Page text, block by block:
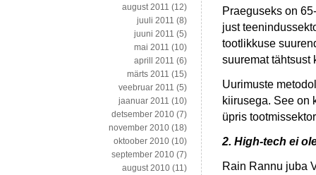
Praeguseks on
just
tootlikkuse
suuremat tähtsust
Uurimuste
kiirusega. See on
üpris
2. High-tech ei
Rain Rannu juba
august 2011 (12)
juuli 2011 (8)
juuni 2011 (5)
mai 2011 (10)
aprill 2011 (6)
märts 2011 (15)
veebruar 2011 (5)
jaanuar 2011 (10)
detsember 2010 (7)
november 2010 (18)
oktoober 2010 (10)
september 2010 (7)
august 2010 (11)